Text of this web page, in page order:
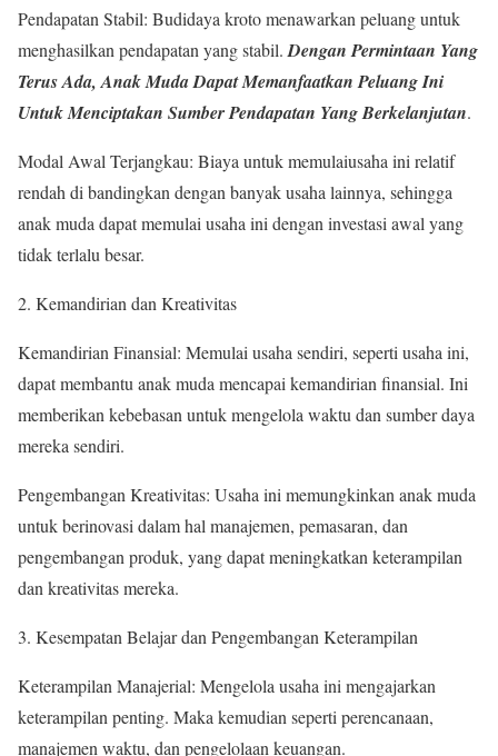
Pendapatan Stabil: Budidaya kroto menawarkan peluang untuk
menghasilkan pendapatan yang stabil. Dengan Permintaan Yang
Terus Ada, Anak Muda Dapat Memanfaatkan Peluang Ini
Untuk Menciptakan Sumber Pendapatan Yang Berkelanjutan.
Modal Awal Terjangkau: Biaya untuk memulaiusaha ini relatif
rendah di bandingkan dengan banyak usaha lainnya, sehingga
anak muda dapat memulai usaha ini dengan investasi awal yang
tidak terlalu besar.
2. Kemandirian dan Kreativitas
Kemandirian Finansial: Memulai usaha sendiri, seperti usaha ini,
dapat membantu anak muda mencapai kemandirian finansial. Ini
memberikan kebebasan untuk mengelola waktu dan sumber daya
mereka sendiri.
Pengembangan Kreativitas: Usaha ini memungkinkan anak muda
untuk berinovasi dalam hal manajemen, pemasaran, dan
pengembangan produk, yang dapat meningkatkan keterampilan
dan kreativitas mereka.
3. Kesempatan Belajar dan Pengembangan Keterampilan
Keterampilan Manajerial: Mengelola usaha ini mengajarkan
keterampilan penting. Maka kemudian seperti perencanaan,
manajemen waktu, dan pengelolaan keuangan.